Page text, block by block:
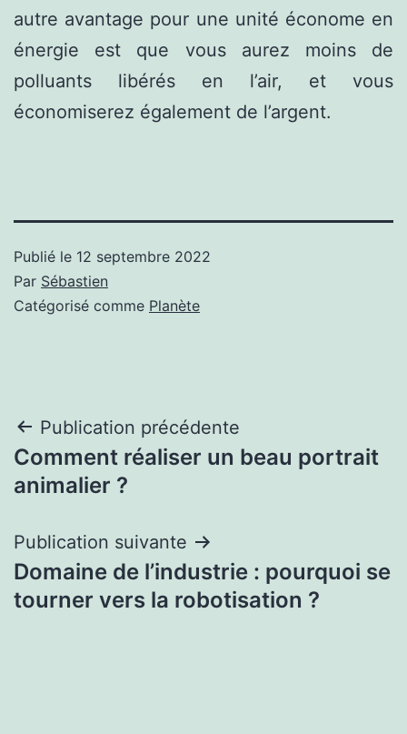
autre avantage pour une unité économe en
énergie est que vous aurez moins de
polluants libérés en l’air, et vous
économiserez également de l’argent.
Publié le 12 septembre 2022
Par Sébastien
Catégorisé comme Planète
Navigation
de
Publication précédente
Comment réaliser un beau portrait
animalier ?
Publication suivante
Domaine de l’industrie : pourquoi se
tourner vers la robotisation ?